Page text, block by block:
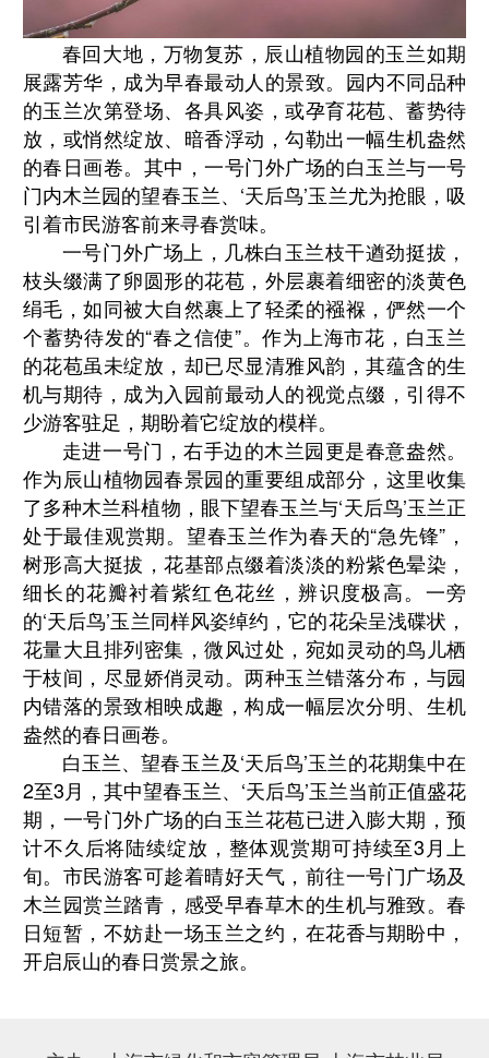
春回大地，万物复苏，辰山植物园的玉兰如期
展露芳华，成为早春最动人的景致。园内不同品种
的玉兰次第登场、各具风姿，或孕育花苞、蓄势待
放，或悄然绽放、暗香浮动，勾勒出一幅生机盎然
的春日画卷。其中，一号门外广场的白玉兰与一号
门内木兰园的望春玉兰、‘天后鸟’玉兰尤为抢眼，吸
引着市民游客前来寻春赏味。
一号门外广场上，几株白玉兰枝干遒劲挺拔，
枝头缀满了卵圆形的花苞，外层裹着细密的淡黄色
绢毛，如同被大自然裹上了轻柔的襁褓，俨然一个
个蓄势待发的“春之信使”。作为上海市花，白玉兰
的花苞虽未绽放，却已尽显清雅风韵，其蕴含的生
机与期待，成为入园前最动人的视觉点缀，引得不
少游客驻足，期盼着它绽放的模样。
走进一号门，右手边的木兰园更是春意盎然。
作为辰山植物园春景园的重要组成部分，这里收集
了多种木兰科植物，眼下望春玉兰与‘天后鸟’玉兰正
处于最佳观赏期。望春玉兰作为春天的“急先锋”，
树形高大挺拔，花基部点缀着淡淡的粉紫色晕染，
细长的花瓣衬着紫红色花丝，辨识度极高。一旁
的‘天后鸟’玉兰同样风姿绰约，它的花朵呈浅碟状，
花量大且排列密集，微风过处，宛如灵动的鸟儿栖
于枝间，尽显娇俏灵动。两种玉兰错落分布，与园
内错落的景致相映成趣，构成一幅层次分明、生机
盎然的春日画卷。
白玉兰、望春玉兰及‘天后鸟’玉兰的花期集中在
2至3月，其中望春玉兰、‘天后鸟’玉兰当前正值盛花
期，一号门外广场的白玉兰花苞已进入膨大期，预
计不久后将陆续绽放，整体观赏期可持续至3月上
旬。市民游客可趁着晴好天气，前往一号门广场及
木兰园赏兰踏青，感受早春草木的生机与雅致。春
日短暂，不妨赴一场玉兰之约，在花香与期盼中，
开启辰山的春日赏景之旅。